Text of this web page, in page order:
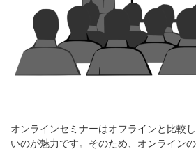
オンラインセミナーはオフラインと比較
いのが魅力です。そのため、オンライン